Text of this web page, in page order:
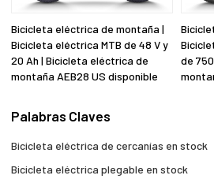
Bicicleta eléctrica de montaña |
Bicicleta eléctrica MTB de 48 V y
20 Ah | Bicicleta eléctrica de
montaña AEB28 US disponible
de
Palabras Claves
Bicicleta eléctrica de cercanías en stock
Bicicleta eléctrica plegable en stock